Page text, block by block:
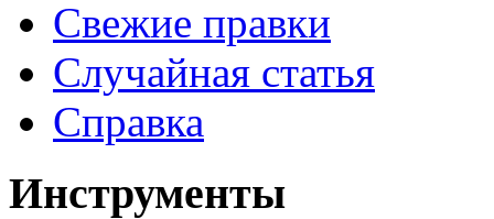
Свежие правки
Случайная статья
Справка
Инструменты